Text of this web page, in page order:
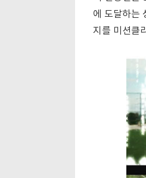
에 도달하는
지를 미션클